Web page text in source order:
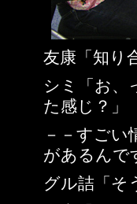
友康「知り
シミ「お
た感じ？」
－－すご
があるんで
グル詰「そ